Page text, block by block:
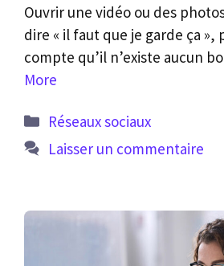
Ouvrir une vidéo ou des
dire « il faut que je garde ça »,
compte qu’il n’existe aucun
More
Catégories
Réseaux sociaux
Laisser un commentaire